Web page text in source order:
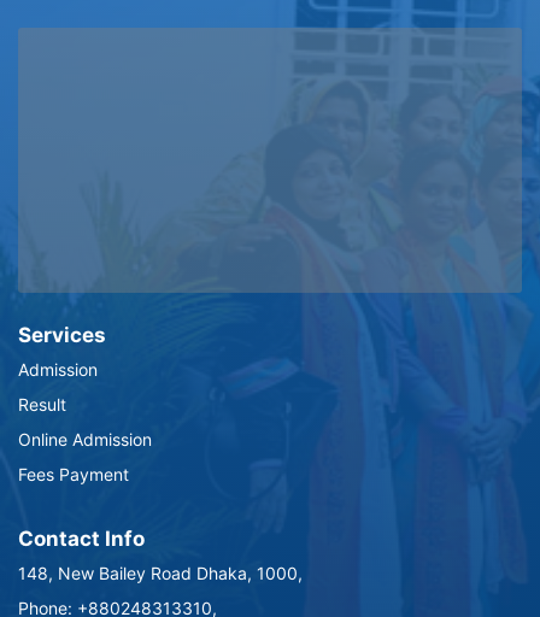
Services
Admission
Result
Online Admission
Fees Payment
Contact Info
148, New Bailey Road Dhaka, 1000,
Phone: +880248313310,